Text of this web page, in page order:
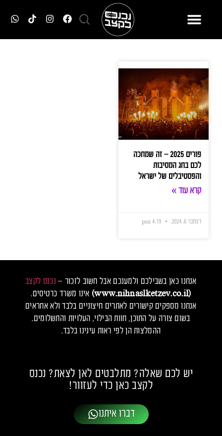
פורים 2025 – זה שמחכה
לכם בחג המסיבות
והפסטיבלים של ישראל
קרא עוד »
דצמבר 8, 2024
אנחנו כאן בשבילכם ולמענכם אבל חשוב לזכור – נכנס לקצב
(www.nihnaslketzev.co.il)
אינו משרד כרטיסים.
אנחנו מספקים קישורים לאתרים חיצוניים בלבד ולא אחראים
בשום צורה על התוכן, חוות הבילוי, העלויות והתשלומים.
ההמלצות הן לפי ראות עינינו בלבד.
יש לכם שאלה? מתלבטים לאן לצאת? נכנס
לקצב כאן כדי לעזוור!
דברו איתנו